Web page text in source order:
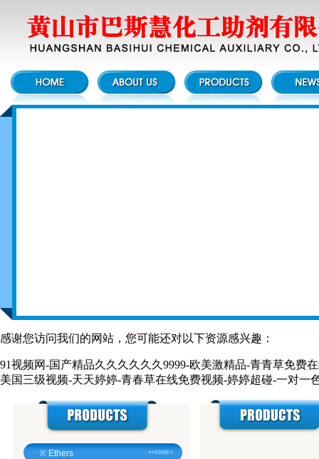
感谢您访问我们的网站，您可能还对以下资源感兴趣：
91视频网-国产精品久久久久久久9999-欧美激精品-青青草免费
美国三级视频-天天婷婷-青春草在线免费视频-婷婷超碰-一对一
※ Ethers